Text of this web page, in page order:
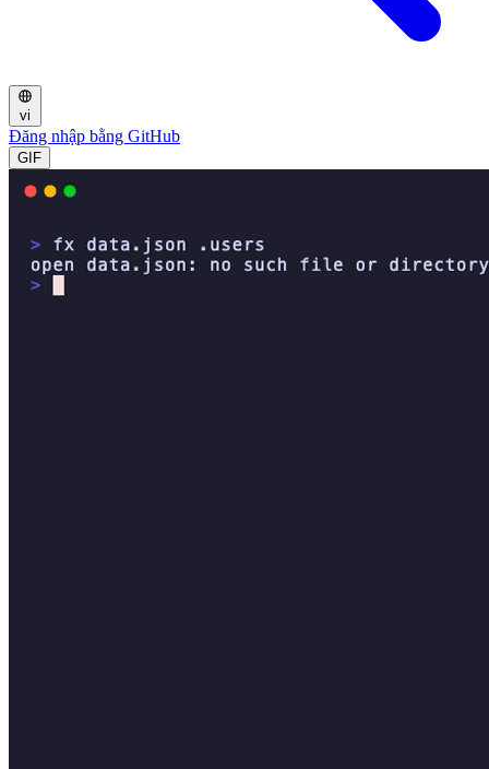
vi
Đăng nhập bằng GitHub
GIF